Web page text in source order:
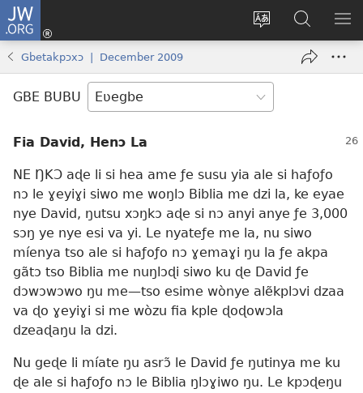
JW.ORG
Trɔ
gbegbɔgblɔa
Ge
Ðe
new
window)
JW.ORG
Nudidi
Gbetakpɔxɔ | December 2009
GBE BUBU
Fia David, Henɔ La
NE ŊKƆ aɖe li si hea ame ƒe susu yia ale si haƒoƒo
nɔ le ɣeyiɣi siwo me woŋlɔ Biblia me dzi la, ke eyae
nye David, ŋutsu xɔŋkɔ aɖe si nɔ anyi anye ƒe 3,000
sɔŋ ye nye esi va yi. Le nyateƒe me la, nu siwo
míenya tso ale si haƒoƒo nɔ ɣemaɣi ŋu la ƒe akpa
gãtɔ tso Biblia me nuŋlɔɖi siwo ku ɖe David ƒe
dɔwɔwɔwo ŋu me—tso esime wònye alẽkplɔvi dzaa
va ɖo ɣeyiɣi si me wòzu fia kple ɖoɖowɔla
dzeaɖaŋu la dzi.
Nu geɖe li míate ŋu asrɔ̃ le David ƒe ŋutinya me ku
ɖe ale si haƒoƒo nɔ le Biblia ŋlɔɣiwo ŋu. Le kpɔɖeŋu